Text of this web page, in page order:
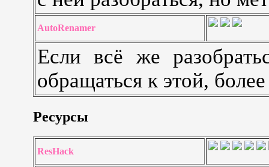
AutoRenamer
Если всё же
обращаться к этой,
Ресурсы
ResHack